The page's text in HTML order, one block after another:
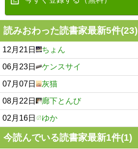
読みおわった読書家最新5件(23)
12月21日 ちょん
06月23日 ケンスサイ
07月07日 灰猫
08月22日 廊下とんび
02月16日 ゆか
今読んでいる読書家最新1件(1)